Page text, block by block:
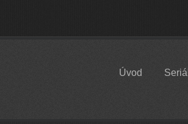
Úvod Seriál